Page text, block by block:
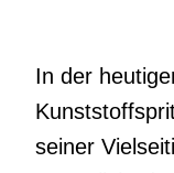
In der
seiner